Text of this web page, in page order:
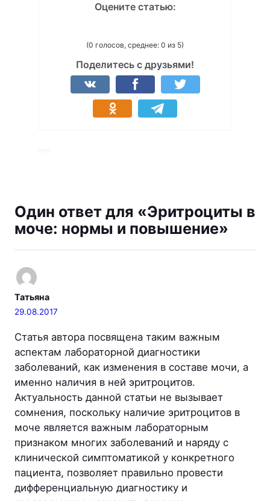
Оцените статью:
(0 голосов, среднее: 0 из 5)
Поделитесь с друзьями!
Один ответ для «Эритроциты в
моче: нормы и повышение»
Татьяна
29.08.2017
Статья автора посвящена таким важным
аспектам лабораторной диагностики
заболеваний, как изменения в составе мочи, а
именно наличия в ней эритроцитов.
Актуальность данной статьи не вызывает
сомнения, поскольку наличие эритроцитов в
моче является важным лабораторным
признаком многих заболеваний и наряду с
клинической симптоматикой у конкретного
пациента, позволяет правильно провести
дифференциальную диагностику и